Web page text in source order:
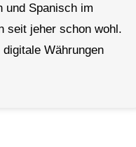
und Spanisch im
seit jeher schon wohl.
Währungen